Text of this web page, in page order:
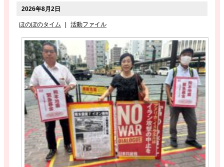
2026年8月2日
ほのぼのタイム 活動ファイル